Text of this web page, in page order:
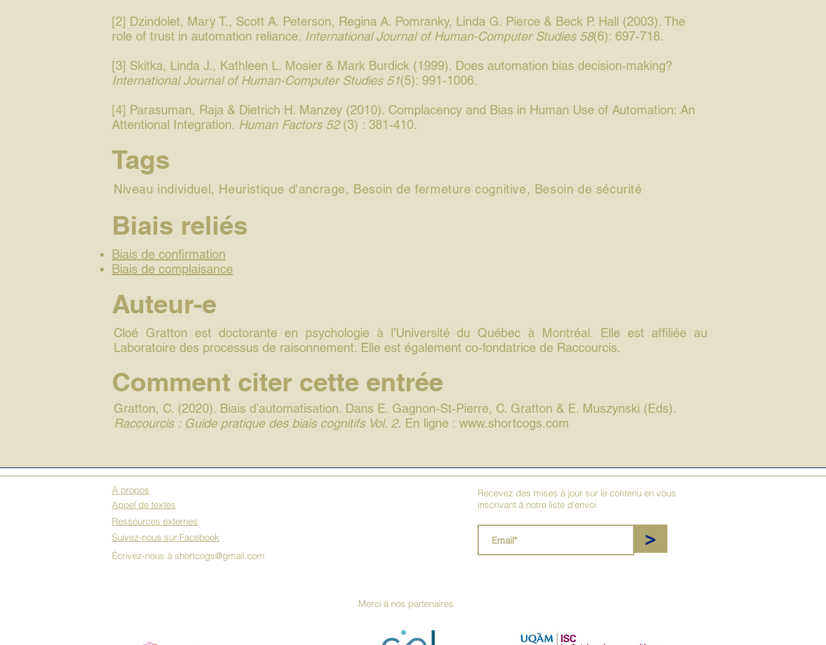
[2] Dzindolet, Mary T., Scott A. Peterson, Regina A. Pomranky, Linda G. Pierce & Beck P. Hall (2003). The
role of trust in automation reliance. International Journal of Human-Computer Studies 58(6): 697-718.
[3] Skitka, Linda J., Kathleen L. Mosier & Mark Burdick (1999). Does automation bias decision-making?
International Journal of Human-Computer Studies 51(5): 991-1006.
[4] Parasuman, Raja & Dietrich H. Manzey (2010). Complacency and Bias in Human Use of Automation: An
Attentional Integration. Human Factors 52 (3) : 381-410.
Tags
Niveau individuel, Heuristique d'ancrage, Besoin de fermeture cognitive, Besoin de sécurité
Biais reliés
Biais de confirmation
Biais de complaisance
Auteur-e
Cloé Gratton est doctorante en psychologie à l’Université du Québec à Montréal. Elle est affiliée au
Laboratoire des processus de raisonnement. Elle est également co-fondatrice de Raccourcis.
Comment citer cette entrée
Gratton, C. (2020). Biais d’automatisation. Dans E. Gagnon-St-Pierre, C. Gratton & E. Muszynski (Eds).
Raccourcis : Guide pratique des biais cognitifs Vol. 2. En ligne : www.shortcogs.com
À propos
Appel de textes
Ressources externes
Suivez-nous sur Facebook
Écrivez-nous à shortcogs@gmail.com
Recevez des mises à jour sur le contenu en vous
inscrivant à notre liste d'envoi
>
Merci à nos partenaires